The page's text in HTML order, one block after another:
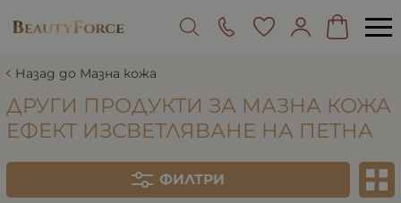
Назад до Мазна кожа
ДРУГИ ПРОДУКТИ ЗА МАЗНА КОЖА
ЕФЕКТ ИЗСВЕТЛЯВАНЕ НА ПЕТНА
ФИЛТРИ